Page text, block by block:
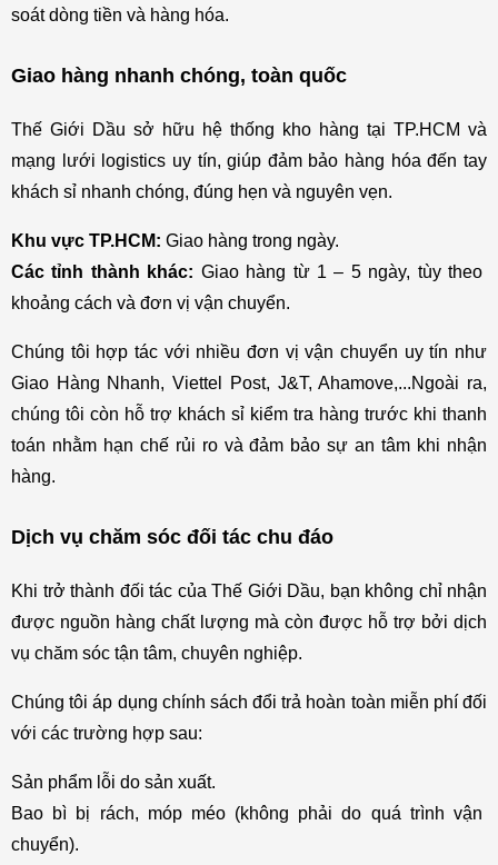
soát dòng tiền và hàng hóa.
Giao hàng nhanh chóng, toàn quốc
Thế Giới Dầu sở hữu hệ thống kho hàng tại TP.HCM và
mạng lưới logistics uy tín, giúp đảm bảo hàng hóa đến tay
khách sỉ nhanh chóng, đúng hẹn và nguyên vẹn.
Khu vực TP.HCM: Giao hàng trong ngày.
Các tỉnh thành khác: Giao hàng từ 1 – 5 ngày, tùy theo
khoảng cách và đơn vị vận chuyển.
Chúng tôi hợp tác với nhiều đơn vị vận chuyển uy tín như
Giao Hàng Nhanh, Viettel Post, J&T, Ahamove,...Ngoài ra,
chúng tôi còn hỗ trợ khách sỉ kiểm tra hàng trước khi thanh
toán nhằm hạn chế rủi ro và đảm bảo sự an tâm khi nhận
hàng.
Dịch vụ chăm sóc đối tác chu đáo
Khi trở thành đối tác của Thế Giới Dầu, bạn không chỉ nhận
được nguồn hàng chất lượng mà còn được hỗ trợ bởi dịch
vụ chăm sóc tận tâm, chuyên nghiệp.
Chúng tôi áp dụng chính sách đổi trả hoàn toàn miễn phí đối
với các trường hợp sau:
Sản phẩm lỗi do sản xuất.
Bao bì bị rách, móp méo (không phải do quá trình vận
chuyển).